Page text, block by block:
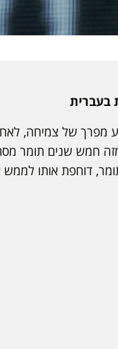
לפני 20 שנה החל במסע
חמש שנים תומר
דוחפת אותו לממש